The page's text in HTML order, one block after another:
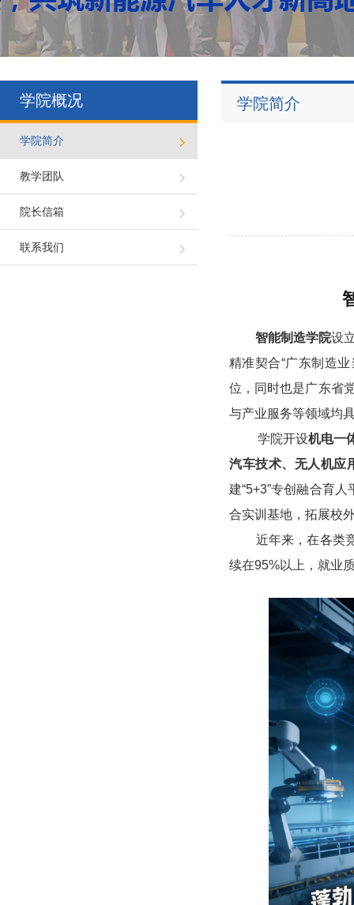
学院概况
学院简介
教学团队
院长信箱
联系我们
学院简介
智能制造学院设
精准契合“广东制造
位，同时也是广东省
与产业服务等领域均
学院开设机电一
汽车技术、无人机应
建“5+3”专创融合育
合实训基地，拓展校
近年来，在各类竞
续在95%以上，就业